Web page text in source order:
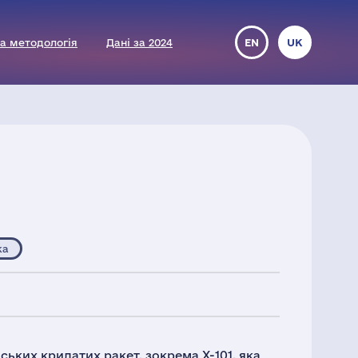
методологія Дані за 2024 EN UK
крилатих ракет, зокрема Х-101, яка